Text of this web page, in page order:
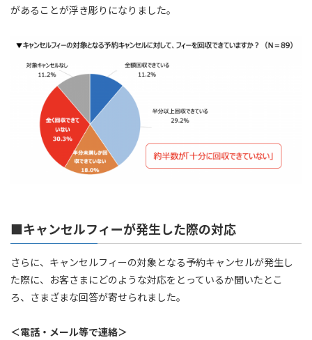
があることが浮き彫りになりました。
■キャンセルフィーが発生した際の対応
さらに、キャンセルフィーの対象となる予約キャンセルが発生し
た際に、お客さまにどのような対応をとっているか聞いたとこ
ろ、さまざまな回答が寄せられました。
＜電話・メール等で連絡＞